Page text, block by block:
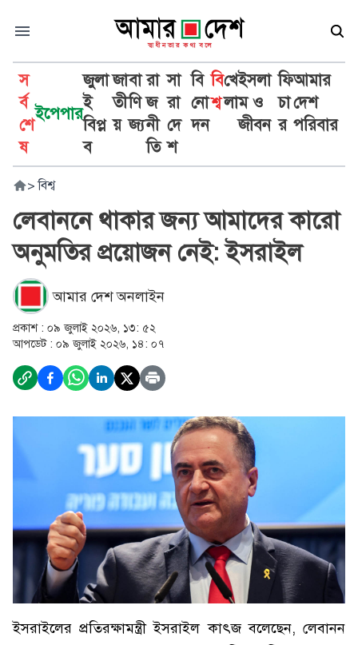
স
র্ব
শে
ষ
ইপেপার
জুলা
ই
বিপ্ল
ব
জা
তী
য়
বা
ণি
জ্য
রা
জ
নী
তি
সা
রা
দে
শ
বি
নো
দন
বি
শ্ব
খে
লা
ইসলা
ম ও
জীবন
ফি
চা
র
আমার
দেশ
পরিবার
> বিশ্ব
লেবাননে থাকার জন্য আমাদের কারো
অনুমতির প্রয়োজন নেই: ইসরাইল
আমার দেশ অনলাইন
প্রকাশ : ০৯ জুলাই ২০২৬, ১৩: ৫২
আপডেট : ০৯ জুলাই ২০২৬, ১৪: ০৭
ইসরাইলের প্রতিরক্ষামন্ত্রী ইসরাইল কাৎজ বলেছেন, লেবানন